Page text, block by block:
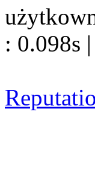
: 0.098s